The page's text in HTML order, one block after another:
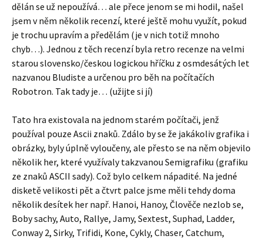
dělán se už nepoužívá… ale přece jenom se mi hodil, našel
jsem v něm několik recenzí, které ještě mohu využít, pokud
je trochu upravím a předělám (je v nich totiž mnoho
chyb…). Jednou z těch recenzí byla retro recenze na velmi
starou slovensko/českou logickou hříčku z osmdesátých let
nazvanou Bludiste a určenou pro běh na počítačích
Robotron. Tak tady je… (užijte si jí)
Tato hra existovala na jednom starém počítači, jenž
používal pouze Ascii znaků. Zdálo by se že jakákoliv grafika i
obrázky, byly úplně vyloučeny, ale přesto se na něm objevilo
několik her, které využívaly takzvanou Semigrafiku (grafiku
ze znaků ASCII sady). Což bylo celkem nápadité. Na jedné
disketě velikosti pět a čtvrt palce jsme měli tehdy doma
několik desítek her např. Hanoi, Hanoy, Člověče nezlob se,
Boby sachy, Auto, Rallye, Jamy, Sextest, Suphad, Ladder,
Conway 2, Sirky, Trifidi, Kone, Cykly, Chaser, Catchum,